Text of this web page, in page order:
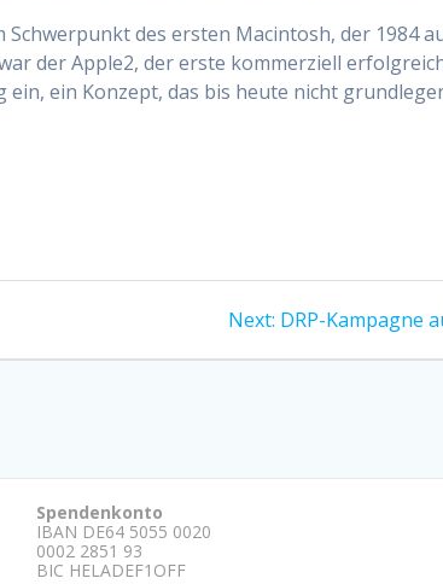
des ersten Macintosh, der 1984
der Apple2, der erste kommerziell
ein Konzept, das bis heute nicht
Next: Next
DRP-Kampagne
Spendenkonto
IBAN DE64 5055 0020
0002 2851 93
BIC HELADEF1OFF